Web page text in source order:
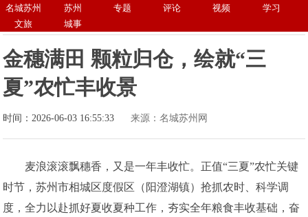
名城苏州 苏州 专题 评论 视频
学习
文旅
城事
金穗满田 颗粒归仓，绘就“三
夏”农忙丰收景
时间：2026-06-03 16:55:33 来源：名城苏州网
麦浪滚滚飘穗香，又是一年丰收忙。正值“三夏”农忙关键
时节，苏州市相城区度假区（阳澄湖镇）抢抓农时、科学调
度，全力以赴抓好夏收夏种工作，夯实全年粮食丰收基础，奋